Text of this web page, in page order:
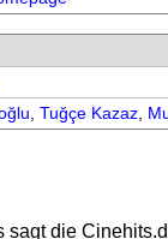
,Tuğçe Kazaz,
sagt die